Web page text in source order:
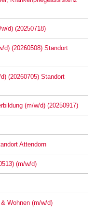
d) (20250718)
d) (20260508) Standort
(20260705) Standort
(m/w/d) (20250917)
Attendorn
(m/w/d)
Wohnen (m/w/d)